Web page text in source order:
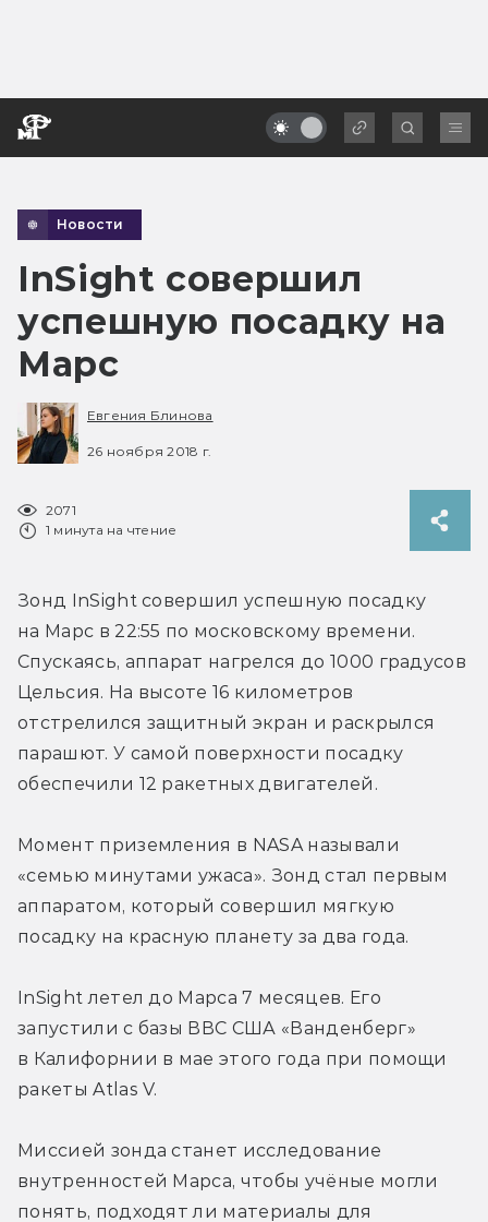
Новости
InSight совершил
успешную посадку на
Марс
Евгения Блинова
26 ноября 2018 г.
2071
1 минута на чтение
Зонд InSight совершил успешную посадку
на Марс в 22:55 по московскому времени.
Спускаясь, аппарат нагрелся до 1000 градусов
Цельсия. На высоте 16 километров
отстрелился защитный экран и раскрылся
парашют. У самой поверхности посадку
обеспечили 12 ракетных двигателей.
Момент приземления в NASA называли
«семью минутами ужаса». Зонд стал первым
аппаратом, который совершил мягкую
посадку на красную планету за два года.
InSight летел до Марса 7 месяцев. Его
запустили с базы ВВС США «Ванденберг»
в Калифорнии в мае этого года при помощи
ракеты Atlas V.
Миссией зонда станет исследование
внутренностей Марса, чтобы учёные могли
понять, подходят ли материалы для